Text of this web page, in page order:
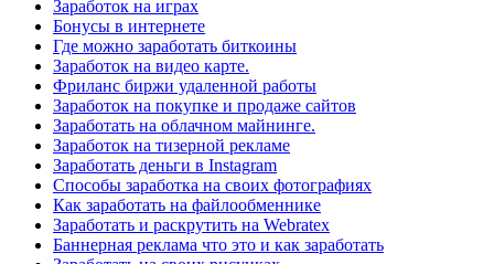
Заработок на играх
Бонусы в интернете
Где можно заработать биткоины
Заработок на видео карте.
Фриланс биржи удаленной работы
Заработок на покупке и продаже сайтов
Заработать на облачном майнинге.
Заработок на тизерной рекламе
Заработать деньги в Instagram
Способы заработка на своих фотографиях
Как заработать на файлообменнике
Заработать и раскрутить на Webratex
Баннерная реклама что это и как заработать